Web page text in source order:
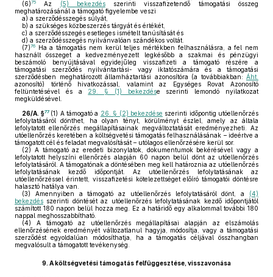
(6)75 Az (5) bekezdésszerinti visszafizetendő támogatási összeg
meghatározásánál a támogató figyelembe veszi
a) a szerződésszegés súlyát,
b) a szükséges közbeszerzés tárgyát és értékét,
c) a szerződésszegés esetleges ismételt tanúsítását és
d) a szerződésszegés nyilvánvalóan szándékos voltát.
(7)76
Ha a támogatás nem kerül teljes mértékben felhasználásra, a fel nem
használt összeget a kedvezményezett legkésőbb a szakmai és pénzügyi
beszámoló benyújtásával egyidejűleg visszafizeti a támogató részére a
támogatási szerződés nyilvántartási- vagy iktatószámára és a támogatási
szerződésben meghatározott államháztartási azonosítóra (a továbbiakban: Áht.
azonosító) történő hivatkozással, valamint az Egységes Rovat Azonosító
feltüntetésével és a 29. § (1) bekezdése szerinti lemondó nyilatkozat
megküldésével.
26/A. §77 (1) A támogató a 26. § (2) bekezdése szerinti időpontig utóellenőrzés
lefolytatásáról dönthet, ha olyan tényt, körülményt észlel, amely az általa
lefolytatott ellenőrzés megállapításainak megváltoztatását eredményezheti. Az
utóellenőrzés keretében a költségvetési támogatás felhasználásának – ideértve a
támogatott cél és feladat megvalósítását – utólagos ellenőrzésére kerül sor.
(2) A támogató az eredeti bizonylatok, dokumentumok bekérésével vagy a
lefolytatott helyszíni ellenőrzés alapján 60 napon belül dönt az utóellenőrzés
lefolytatásáról. A támogatónak a döntésében meg kell határoznia az utóellenőrzés
lefolytatásának kezdő időpontját. Az utóellenőrzés lefolytatásának az
utóellenőrzéssel érintett, visszafizetési kötelezettséget előíró támogatói döntésre
halasztó hatálya van.
(3) Amennyiben a támogató az utóellenőrzés lefolytatásáról dönt, a (4)
bekezdés szerinti döntését az utóellenőrzés lefolytatásának kezdő időpontjától
számított 180 napon belül hozza meg. Ez a határidő egy alkalommal további 180
nappal meghosszabbítható.
(4) A támogató az utóellenőrzés megállapításai alapján az elszámolás
ellenőrzésének eredményét változatlanul hagyja, módosítja, vagy a támogatási
szerződést egyoldalúan módosíthatja, ha a támogatás céljával összhangban
megvalósult a támogatott tevékenység.
9. A költségvetési támogatás felfüggesztése, visszavonása